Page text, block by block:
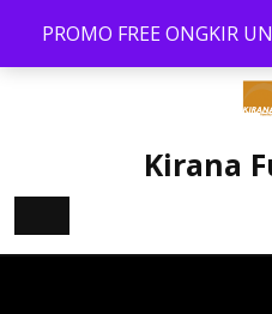
PROMO FREE ONGKIR
content
Kirana